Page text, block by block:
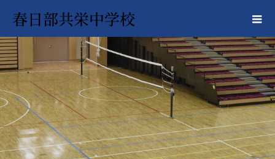
春日部共栄中学校